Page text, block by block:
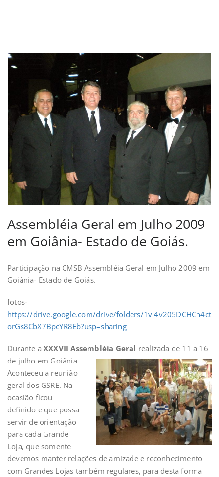
Assembléia Geral em Julho 2009
em Goiânia- Estado de Goiás.
Participação na CMSB Assembléia Geral em Julho 2009 em
Goiânia- Estado de Goiás.
fotos-
https://drive.google.com/drive/folders/1vI4v205DCHCh4ct
orGs8CbX7BpcYR8Eb?usp=sharing
Durante a XXXVII Assembléia Geral realizada de 11 a 16
de julho em Goiânia
Aconteceu a reunião
geral dos GSRE. Na
ocasião ficou
definido e que possa
servir de orientação
para cada Grande
Loja, que somente
devemos manter relações de amizade e reconhecimento
com Grandes Lojas também regulares, para desta forma